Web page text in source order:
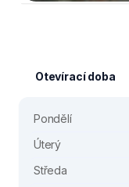
Otevírací doba
Pondělí
Úterý
Středa